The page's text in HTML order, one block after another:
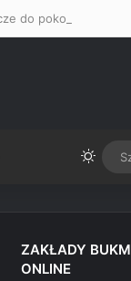
ZAKŁADY
ONLINE